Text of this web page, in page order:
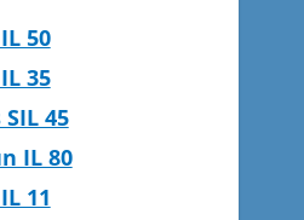
50
35
45
IL 80
11